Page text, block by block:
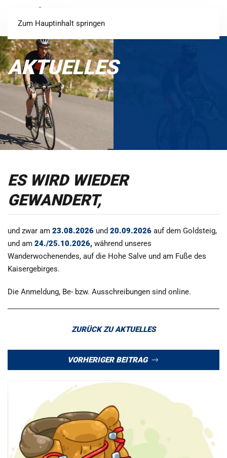
Zum Hauptinhalt springen
AKTUELLES
ES WIRD WIEDER
GEWANDERT,
und zwar am 23.08.2026 und 20.09.2026 auf dem Goldsteig,
und am 24./25.10.2026, während unseres
Wanderwochenendes, auf die Hohe Salve und am Fuße des
Kaisergebirges.
Die Anmeldung, Be- bzw. Ausschreibungen sind online.
ZURÜCK ZU AKTUELLES
VORHERIGER BEITRAG